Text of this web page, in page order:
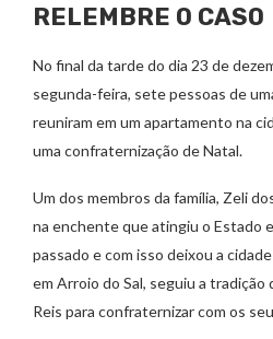
RELEMBRE O CASO
No final da tarde do dia 23 de
segunda-feira, sete pessoas de
reuniram em um apartamento na
uma confraternização de Natal.
Um dos membros da família, Zeli
na enchente que atingiu o Estado
passado e com isso deixou a
em Arroio do Sal, seguiu a tradição
Reis para confraternizar com os